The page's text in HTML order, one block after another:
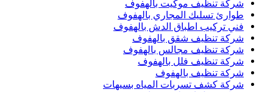
شركة تنظيف موكيت بالهفوف
طوارئ تسليك المجاري بالهفوف
فني تركيب اطباق الدش بالهفوف
شركة تنظيف شقق بالهفوف
شركة تنظيف مجالس بالهفوف
شركة تنظيف فلل بالهفوف
شركة تنظيف بالهفوف
شركة كشف تسربات المياه بسيهات